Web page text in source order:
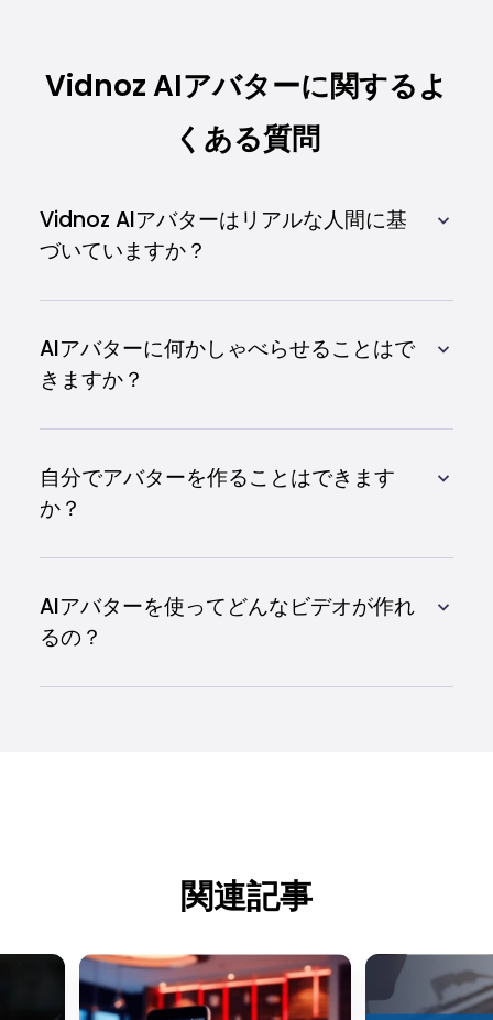
Vidnoz AIアバターに関するよ
くある質問
Vidnoz AIアバターはリアルな人間に基
づいていますか？
AIアバターに何かしゃべらせることはで
きますか？
自分でアバターを作ることはできます
か？
AIアバターを使ってどんなビデオが作れ
るの？
関連記事